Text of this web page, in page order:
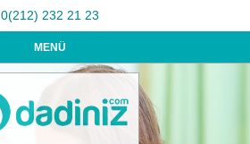
0(212) 232 21 23
MENÜ